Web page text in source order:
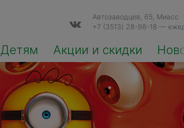
Автозаводцев, 65, Миасс
+7 (3513) 28-98-18 —
Детям Акции и скидки